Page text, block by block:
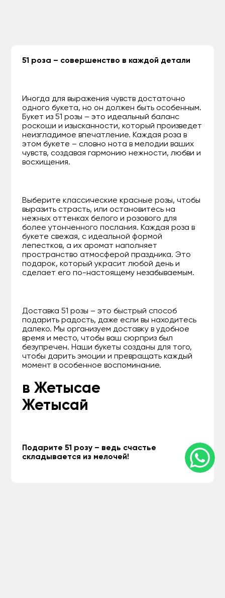
51 роза – совершенство в каждой детали
Иногда для выражения чувств достаточно
одного букета, но он должен быть особенным.
Букет из 51 розы – это идеальный баланс
роскоши и изысканности, который произведет
неизгладимое впечатление. Каждая роза в
этом букете – словно нота в мелодии ваших
чувств, создавая гармонию нежности, любви и
восхищения.
Выберите классические красные розы, чтобы
выразить страсть, или остановитесь на
нежных оттенках белого и розового для
более утонченного послания. Каждая роза в
букете свежая, с идеальной формой
лепестков, а их аромат наполняет
пространство атмосферой праздника. Это
подарок, который украсит любой день и
сделает его по-настоящему незабываемым.
Доставка 51 розы – это быстрый способ
подарить радость, даже если вы находитесь
далеко. Мы организуем доставку в удобное
время и место, чтобы ваш сюрприз был
безупречен. Наши букеты созданы для того,
чтобы дарить эмоции и превращать каждый
момент в особенное воспоминание.
в Жетысае
Жетысай
Подарите 51 розу – ведь счастье
складывается из мелочей!